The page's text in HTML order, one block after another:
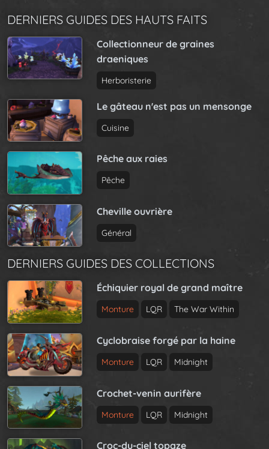
DERNIERS GUIDES DES HAUTS FAITS
Collectionneur de graines
draeniques
Herboristerie
Le gâteau n'est pas un mensonge
Cuisine
Pêche aux raies
Pêche
Cheville ouvrière
Général
DERNIERS GUIDES DES COLLECTIONS
Échiquier royal de grand maître
Monture LQR The War Within
Cyclobraise forgé par la haine
Monture LQR Midnight
Crochet-venin aurifère
Monture LQR Midnight
Croc-du-ciel topaze